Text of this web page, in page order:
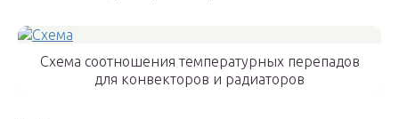
Схема соотношения температурных перепадов
для конвекторов и радиаторов